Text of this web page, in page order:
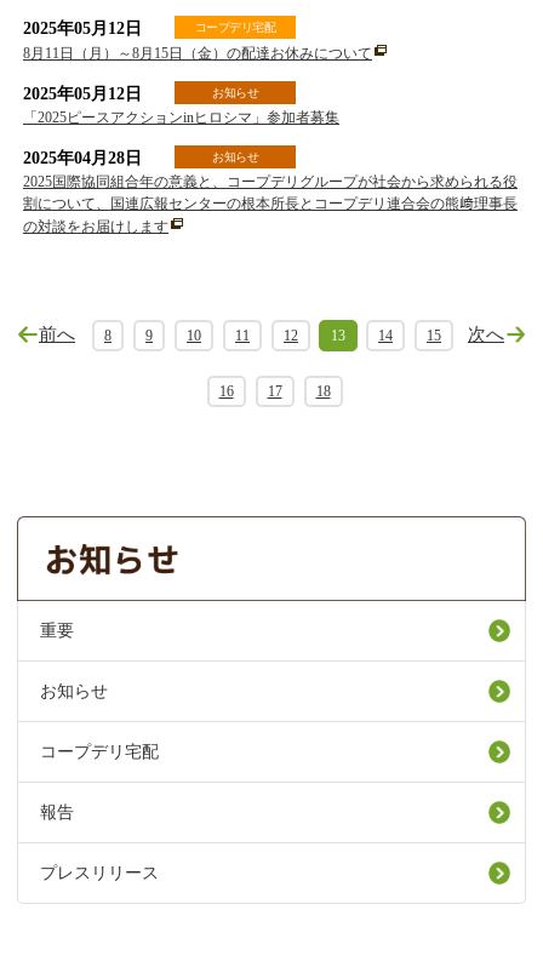
2025年05月12日 コープデリ宅配
8月11日（月）～8月15日（金）の配達お休みについて
2025年05月12日 お知らせ
「2025ピースアクションinヒロシマ」参加者募集
2025年04月28日 お知らせ
2025国際協同組合年の意義と、コープデリグループが社会から求められる役
割について、国連広報センターの根本所長とコープデリ連合会の熊﨑理事長
の対談をお届けします
前へ 8 9 10 11 12 13 14 15
16 17 18
次へ
重要
お知らせ
コープデリ宅配
報告
プレスリリース